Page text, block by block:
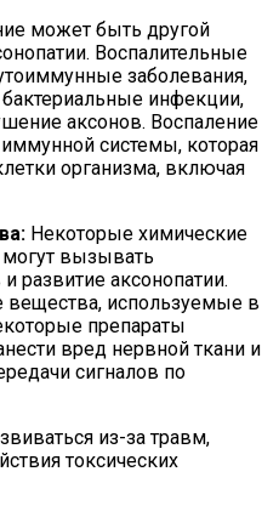
может быть другой
Воспалительные
заболевания,
инфекции,
аксонов. Воспаление
системы, которая
организма, включая
Некоторые химические
вызывать
развитие аксонопатии.
вещества, используемые в
препараты
вред нервной ткани и
сигналов по
из-за травм,
токсических